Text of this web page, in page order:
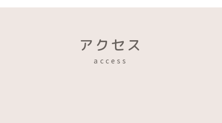
アクセス
access